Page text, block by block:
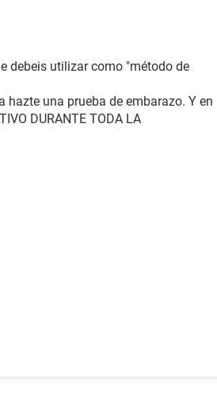
debeis utilizar como "método de
una prueba de embarazo. Y en
DURANTE TODA LA